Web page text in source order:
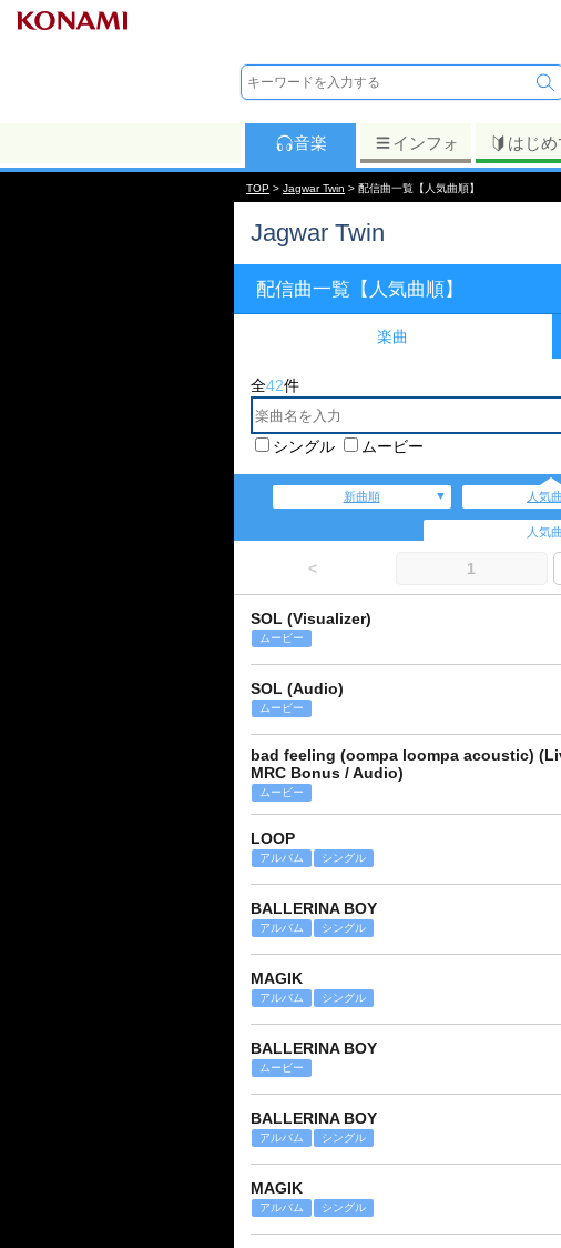
音楽 インフォ はじめ
TOP > Jagwar Twin > 配信曲一覧【人気曲順】
Jagwar Twin
配信曲一覧【人気曲順】
楽曲
全42件
シングル ムービー
新曲順 人気
人気
< 1
SOL (Visualizer)
ムービー
SOL (Audio)
ムービー
bad feeling (oompa loompa acoustic)
MRC Bonus / Audio)
ムービー
LOOP
アルバム シングル
BALLERINA BOY
アルバム シングル
MAGIK
アルバム シングル
BALLERINA BOY
ムービー
BALLERINA BOY
アルバム シングル
MAGIK
アルバム シングル